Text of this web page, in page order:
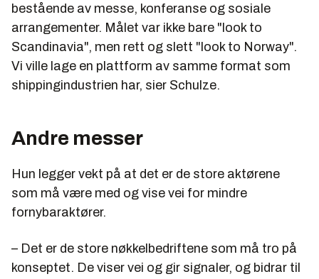
bestående av messe, konferanse og sosiale
arrangementer. Målet var ikke bare "look to
Scandinavia", men rett og slett "look to Norway".
Vi ville lage en plattform av samme format som
shippingindustrien har, sier Schulze.
Andre messer
Hun legger vekt på at det er de store aktørene
som må være med og vise vei for mindre
fornybaraktører.
– Det er de store nøkkelbedriftene som må tro på
konseptet. De viser vei og gir signaler, og bidrar til